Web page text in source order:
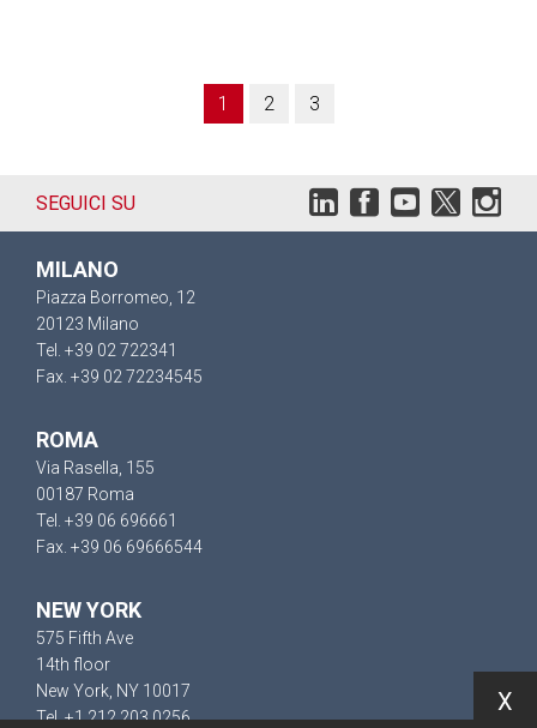
1 2 3
SEGUICI SU
MILANO
Piazza Borromeo, 12
20123 Milano
Tel. +39 02 722341
Fax. +39 02 72234545
ROMA
Via Rasella, 155
00187 Roma
Tel. +39 06 696661
Fax. +39 06 69666544
NEW YORK
575 Fifth Ave
14th floor
New York, NY 10017
Tel. +1 212 203 0256
X